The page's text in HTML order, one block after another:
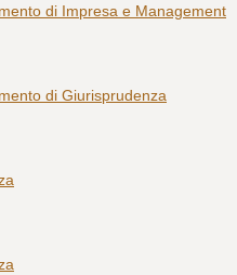
di Impresa e Management
di Giurisprudenza